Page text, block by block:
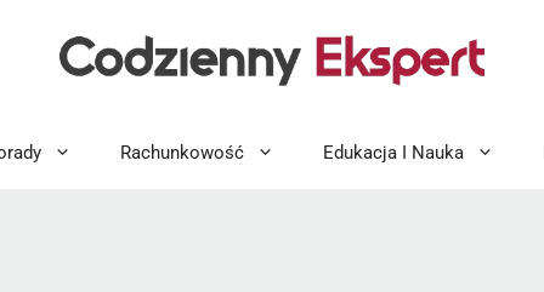
Rachunkowość Edukacja I Nauka